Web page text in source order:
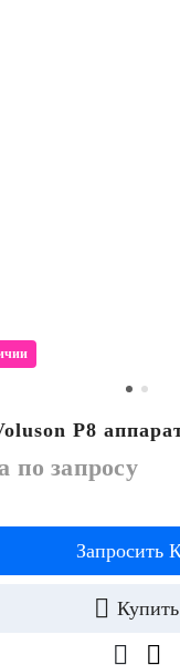
P8
по запросу
Запросить
Купить